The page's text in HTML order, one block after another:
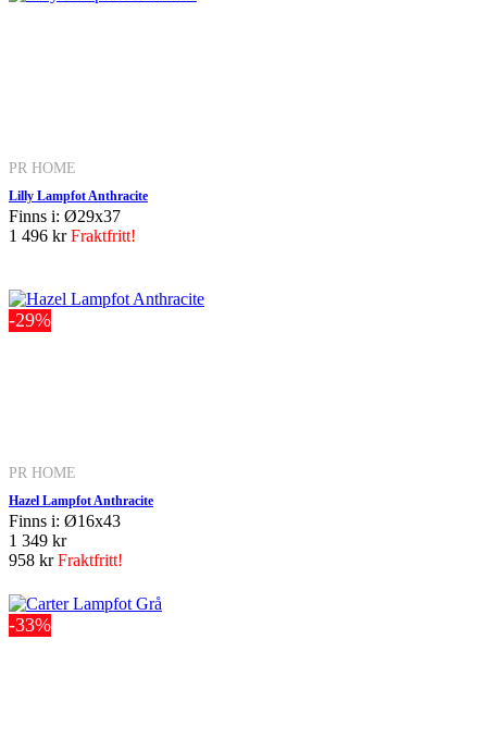
PR HOME
Lilly Lampfot Anthracite
Finns i: Ø29x37
1 496 krFraktfritt!
-29%
PR HOME
Hazel Lampfot Anthracite
Finns i: Ø16x43
1 349 kr
958 krFraktfritt!
-33%